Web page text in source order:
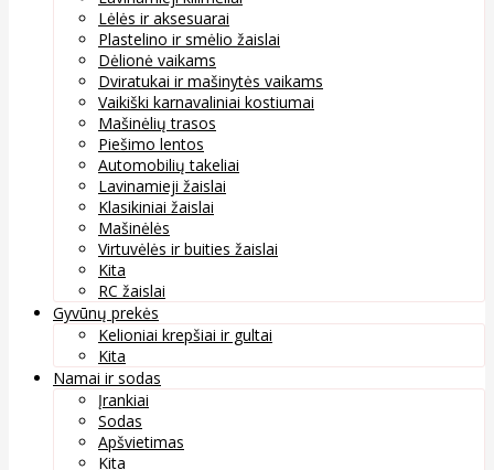
Lėlės ir aksesuarai
Plastelino ir smėlio žaislai
Dėlionė vaikams
Dviratukai ir mašinytės vaikams
Vaikiški karnavaliniai kostiumai
Mašinėlių trasos
Piešimo lentos
Automobilių takeliai
Lavinamieji žaislai
Klasikiniai žaislai
Mašinėlės
Virtuvėlės ir buities žaislai
Kita
RC žaislai
Gyvūnų prekės
Kelioniai krepšiai ir gultai
Kita
Namai ir sodas
Įrankiai
Sodas
Apšvietimas
Kita